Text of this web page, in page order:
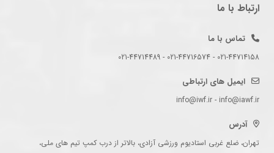
ارتباط با ما
تماس با ما
021-44714158 - 021-44716574 - 021-44714489
ایمیل های ارتباطی
info@iwf.ir - info@iawf.ir
آدرس
تهران، ضلع غربی استادیوم ورزشی آزادی، بالاتر از درب کمپ تیم های ملی،